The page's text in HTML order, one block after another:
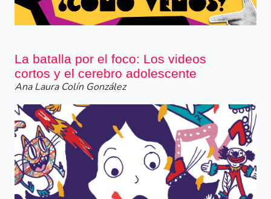
La batalla por el foco: Los videos
cortos y el cerebro adolescente
Ana Laura Colín González